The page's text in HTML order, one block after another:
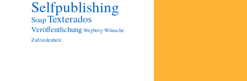
Selfpublishing
SoapTexterados
Veröffentlichung Wegberg Wünsche
Zufriedenheit